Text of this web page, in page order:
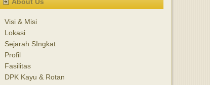
Visi & Misi
Lokasi
Sejarah SIngkat
Profil
Fasilitas
DPK Kayu & Rotan